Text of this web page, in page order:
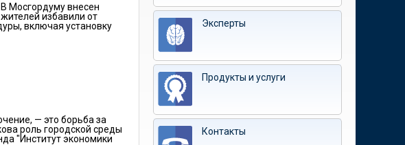
Мосгордуму внесен
избавили от
включая установку
— это борьба за
роль городской среды
"Институт экономики
Эксперты
Продукты и услуги
Контакты